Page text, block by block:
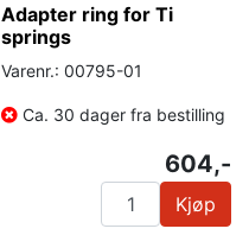
Adapter ring for Ti
springs
Varenr.: 00795-01
Ca. 30 dager fra bestilling
604,-
Kjøp